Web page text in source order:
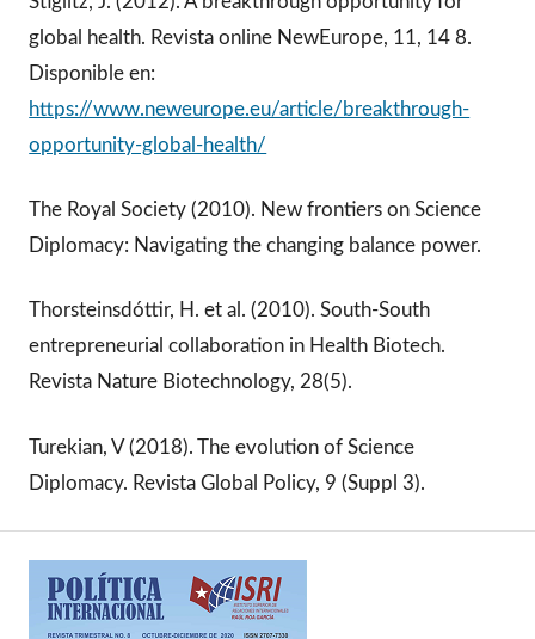
global health. Revista online NewEurope, 11, 14 8.
Disponible en:
https://www.neweurope.eu/article/breakthrough-
opportunity-global-health/
The Royal Society (2010). New frontiers on Science
Diplomacy: Navigating the changing balance power.
Thorsteinsdóttir, H. et al. (2010). South-South
entrepreneurial collaboration in Health Biotech.
Revista Nature Biotechnology, 28(5).
Turekian, V (2018). The evolution of Science
Diplomacy. Revista Global Policy, 9 (Suppl 3).